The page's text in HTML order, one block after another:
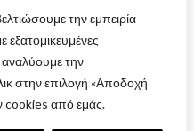
την εμπειρία
αναλύουμε την
στην επιλογή «Αποδοχή
cookies από εμάς.